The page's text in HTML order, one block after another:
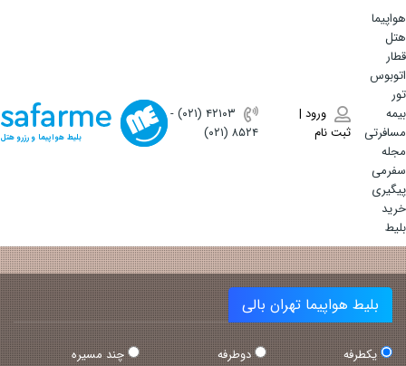
هواپیما
هتل
قطار
اتوبوس
تور
بیمه
مسافرتی
مجله
سفرمی
پیگیری
خرید
بلیط
ورود |
ثبت نام
(۰۲۱) ۴٢١٠٣
-
(۰۲۱) ۸۵۲۴
بلیط هواپیما و رزرو هتل
بلیط هواپیما تهران بالی
یکطرفه دوطرفه
چند مسیره